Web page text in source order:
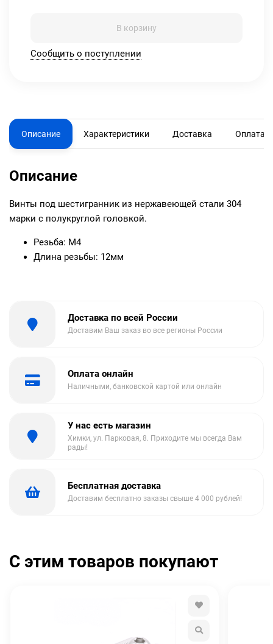
В корзину
Сообщить о поступлении
Описание Характеристики Доставка Оплата
Описание
Винты под шестигранник из нержавеющей стали 304
марки с полукруглой головкой.
Резьба: М4
Длина резьбы: 12мм
Доставка по всей России
Доставим Ваш заказ во все регионы России
Оплата онлайн
Наличными, банковской картой или онлайн
У нас есть магазин
Химки, ул. Парковая, 8. Приходите мы всегда Вам
рады!
Бесплатная доставка
Доставим бесплатно заказы свыше 4 000 рублей!
С этим товаров покупают